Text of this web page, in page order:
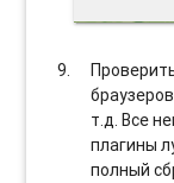
т.д. Все
плагины
полный